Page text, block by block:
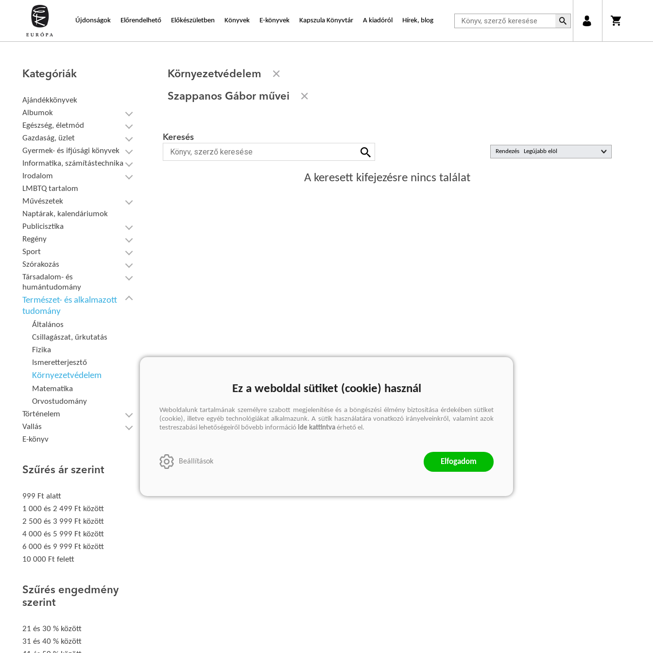
Újdonságok Előrendelhető Előkészületben Könyvek E-könyvek Kapszula Könyvtár A kiadóról Hírek, blog
Kategóriák
Ajándékkönyvek
Albumok
Egészség, életmód
Gazdaság, üzlet
Gyermek- és ifjúsági könyvek
Informatika, számítástechnika
Irodalom
LMBTQ tartalom
Művészetek
Naptárak, kalendáriumok
Publicisztika
Regény
Sport
Szórakozás
Társadalom- és
humántudomány
Természet- és alkalmazott
tudomány
Általános
Csillagászat, űrkutatás
Fizika
Ismeretterjesztő
Környezetvédelem
Matematika
Orvostudomány
Történelem
Vallás
E-könyv
Szűrés ár szerint
999 Ft alatt
1 000 és 2 499 Ft között
2 500 és 3 999 Ft között
4 000 és 5 999 Ft között
6 000 és 9 999 Ft között
10 000 Ft felett
Szűrés engedmény
szerint
21 és 30 % között
31 és 40 % között
Környezetvédelem
Szappanos Gábor művei
Rendezés
Keresés
A keresett kifejezésre nincs találat
Ez a weboldal sütiket (cookie) használ
Weboldalunk tartalmának személyre szabott megjelenítése és a böngészési élmény biztosítása érdekében sütiket
(cookie), illetve egyéb technológiákat alkalmazunk. A sütik használatára vonatkozó irányelveinkről, valamint azok
testreszabási lehetőségeiről bővebb információ ide kattintva érhető el.
Beállítások Elfogadom